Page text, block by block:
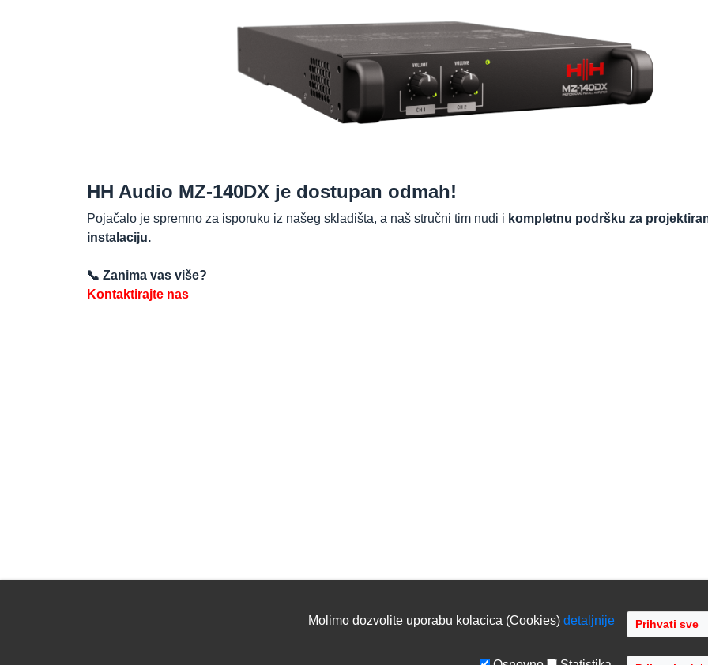
HH Audio MZ-140DX je dostupan odmah!
Pojačalo je spremno za isporuku iz našeg skladišta, a naš stručni tim nudi i kompletnu podršku za
instalaciju.
📞 Zanima vas više?
Kontaktirajte nas
Molimo dozvolite uporabu kolacica (Cookies) detaljnije